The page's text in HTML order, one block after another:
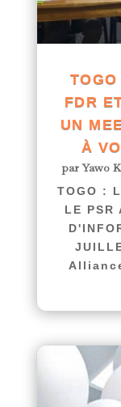
FDR
UN
À
parYawo
TOGO :
LE PSR